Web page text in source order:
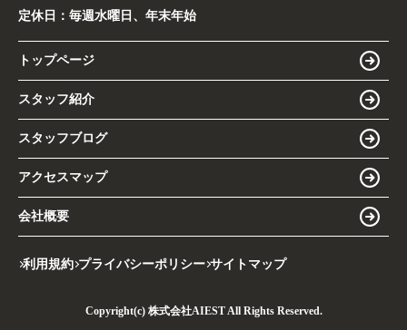
定休日： 毎週水曜日、年末年始
トップページ
スタッフ紹介
スタッフブログ
アクセスマップ
会社概要
利用規約 プライバシーポリシー サイトマップ
Copyright(c) 株式会社AIEST All Rights Reserved.